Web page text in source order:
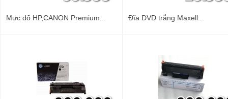
Mực đổ HP,CANON Premium... Đĩa DVD trắng Maxell...